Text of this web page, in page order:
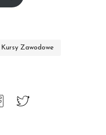
Kursy Zawodowe